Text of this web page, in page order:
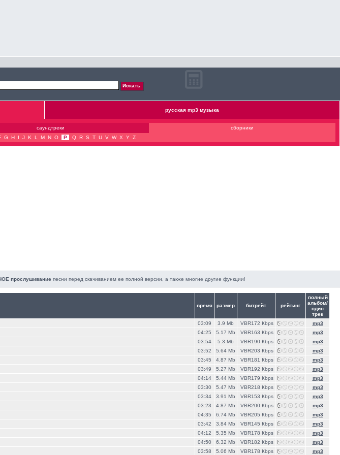
русская mp3 музыка
саундтреки
сборники
G H I J K L M N O P Q R S T U V W X Y Z
прослушивание песни перед cкачиванием ее полной версии, а также многие другие функции!
время размер битрейт рейтинг
полный
альбом/
один
трек
03:09 3.9 Mb VBR172 Кbps
mp3
04:25 5.17 Mb VBR163 Кbps
mp3
03:54 5.3 Mb VBR190 Кbps
mp3
03:52 5.64 Mb VBR203 Кbps
mp3
03:45 4.87 Mb VBR181 Кbps
mp3
03:49 5.27 Mb VBR192 Кbps
mp3
04:14 5.44 Mb VBR179 Кbps
mp3
03:30 5.47 Mb VBR218 Кbps
mp3
03:34 3.91 Mb VBR153 Кbps
mp3
03:23 4.87 Mb VBR200 Кbps
mp3
04:35 6.74 Mb VBR205 Кbps
mp3
03:42 3.84 Mb VBR145 Кbps
mp3
04:12 5.35 Mb VBR178 Кbps
mp3
04:50 6.32 Mb VBR182 Кbps
mp3
03:58 5.06 Mb VBR178 Кbps mp3